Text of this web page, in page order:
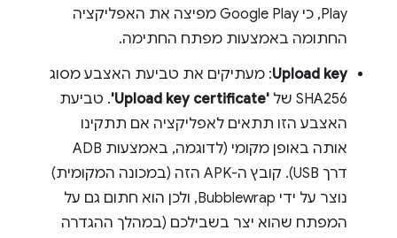
Play, כי Google Play מפיצה את האפליקציה
החתומה באמצעות מפתח החתימה.
Upload key: מעתיקים את טביעת האצבע מסוג
SHA256 של
'Upload key certificate'
. טביעת
האצבע הזו תתאים לאפליקציה אם תתקינו
אותה באופן מקומי (לדוגמה, באמצעות ADB
דרך USB). קובץ ה-APK הזה (במכונה המקומית)
נוצר על ידי Bubblewrap, ולכן הוא חתום גם על
המפתח שהוא יצר בשבילכם (במהלך ההגדרה